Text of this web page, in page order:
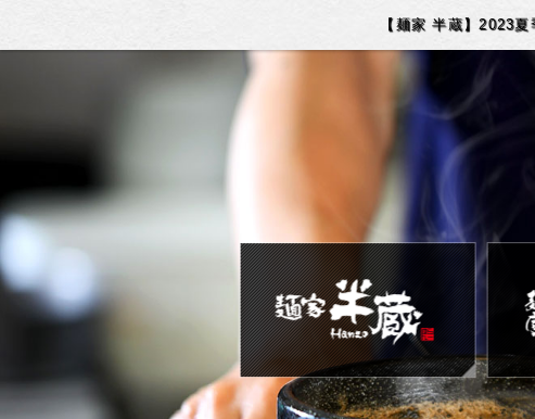
【麺家 半蔵】2023